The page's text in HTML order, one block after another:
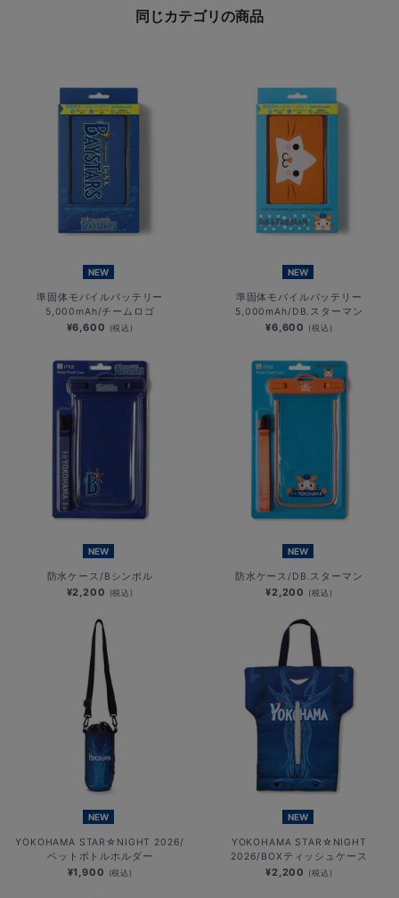
同じカテゴリの商品
NEW
準固体モバイルバッテリー
5,000mAh/チームロゴ
¥6,600 (税込)
NEW
準固体モバイルバッテリー
5,000mAh/DB.スターマン
¥6,600 (税込)
NEW
防水ケース/Bシンボル
¥2,200 (税込)
NEW
防水ケース/DB.スターマン
¥2,200 (税込)
NEW
YOKOHAMA STAR☆NIGHT 2026/
ペットボトルホルダー
¥1,900 (税込)
NEW
YOKOHAMA STAR☆NIGHT
2026/BOXティッシュケース
¥2,200 (税込)